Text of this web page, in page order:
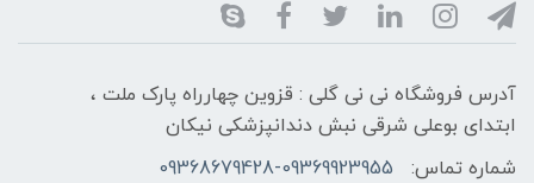
آدرس فروشگاه نی نی گلی : قزوین چهارراه پارک ملت ،
ابتدای بوعلی شرقی نبش دندانپزشکی نیکان
شماره تماس:
09368679428-09369923955